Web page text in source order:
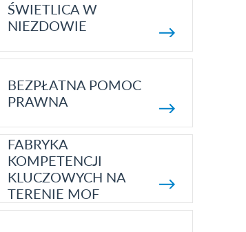
ŚWIETLICA W
NIEZDOWIE
BEZPŁATNA POMOC
PRAWNA
FABRYKA
KOMPETENCJI
KLUCZOWYCH NA
TERENIE MOF